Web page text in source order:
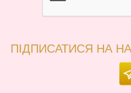
ПІДПИСАТИСЯ НА